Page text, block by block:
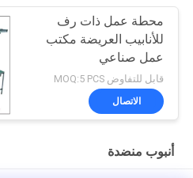
محطة عمل ذات رف
للأنابيب العريضة مكتب
عمل صناعي
قابل للتفاوض MOQ:5 PCS
الاتصال
أنبوب منضدة